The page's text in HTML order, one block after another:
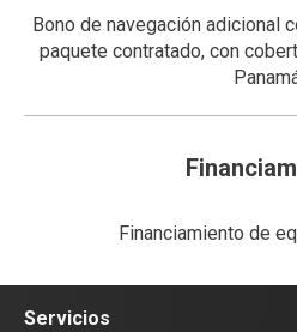
Bono de navegación adicional
paquete contratado, con
Financiamiento de
Servicios